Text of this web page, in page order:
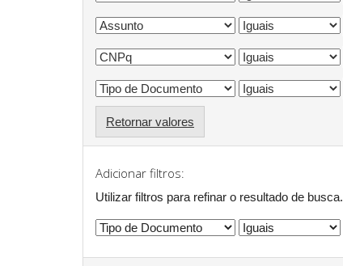
Retornar valores
Adicionar filtros:
Utilizar filtros para refinar o resultado de busca.